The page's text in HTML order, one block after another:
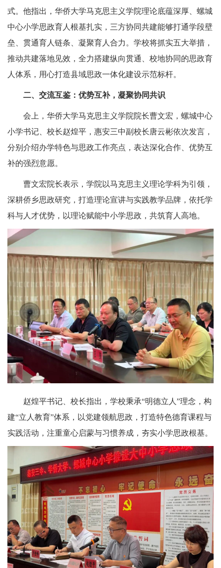
式。他指出，华侨大学马克思主义学院理论底蕴深厚、螺城
中心小学思政育人根基扎实，三方协同共建能够打通学段壁
垒、贯通育人链条、凝聚育人合力。学校将抓实五大举措，
推动共建落地见效，全力搭建纵向贯通、校地协同的思政育
人体系，用心打造县域思政一体化建设示范标杆。
二、交流互鉴：优势互补，凝聚协同共识
会上，华侨大学马克思主义学院院长曹文宏，螺城中心
小学书记、校长赵煌平，惠安三中副校长唐云彬依次发言，
分别介绍办学特色与思政工作亮点，表达深化合作、优势互
补的强烈意愿。
曹文宏院长表示，学院以马克思主义理论学科为引领，
深耕侨乡思政研究，打造理论宣讲与实践教学品牌，依托学
科与人才优势，以理论赋能中小学思政，共筑育人高地。
赵煌平书记、校长指出，学校秉承“明德立人”理念，构
建“立人教育”体系，以党建领航思政，打造特色德育课程与
实践活动，注重童心启蒙与习惯养成，夯实小学思政根基。